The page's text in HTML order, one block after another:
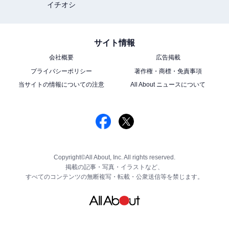
イチオシ
サイト情報
会社概要
広告掲載
プライバシーポリシー
著作権・商標・免責事項
当サイトの情報についての注意
All About ニュースについて
Copyright©All About, Inc. All rights reserved.
掲載の記事・写真・イラストなど、
すべてのコンテンツの無断複写・転載・公衆送信等を禁じます。